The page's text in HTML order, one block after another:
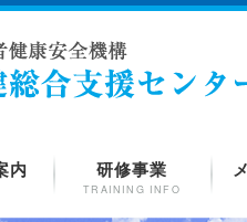
内 研修事業
TRAINING INFO